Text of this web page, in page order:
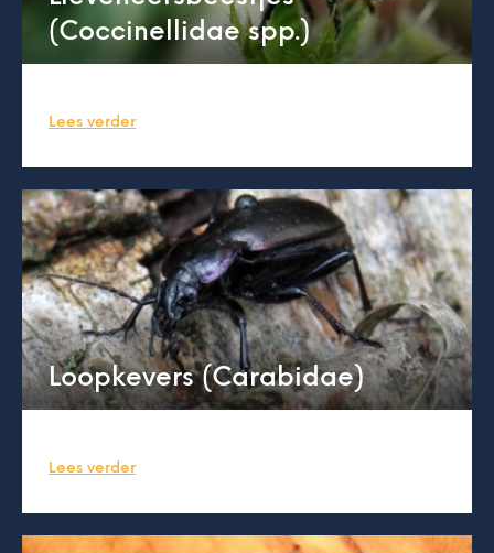
(Coccinellidae spp.)
Lees verder
Loopkevers (Carabidae)
Lees verder